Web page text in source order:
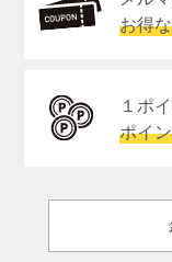
お得
１ポ
ポイ